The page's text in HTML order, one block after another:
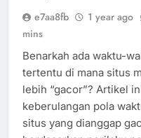
e7aa8fb 1 year ago
mins
Benarkah ada waktu-
tertentu di mana situs
lebih “gacor”? Artikel
keberulangan pola
situs yang dianggap